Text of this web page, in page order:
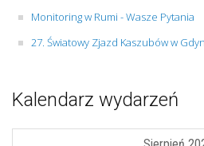
Monitoring w Rumi - Wasze Pytania
27. Światowy Zjazd Kaszubów w
Kalendarz wydarzeń